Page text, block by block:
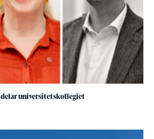
universitetskollegiet